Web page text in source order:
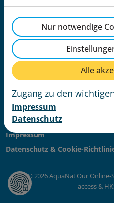
AquaNat'Our Online-Shop
1A Parc
L-9836 Hosingen
+352 24 51 99 00
info@aquanatour.lu
aquanatour.lu
AGB
Impressum
Datenschutz & Cookie-
© 2026 AquaNat'Our
access &
Nur notwendige
Alle
Zugang zu den
Impressum
Datenschutz